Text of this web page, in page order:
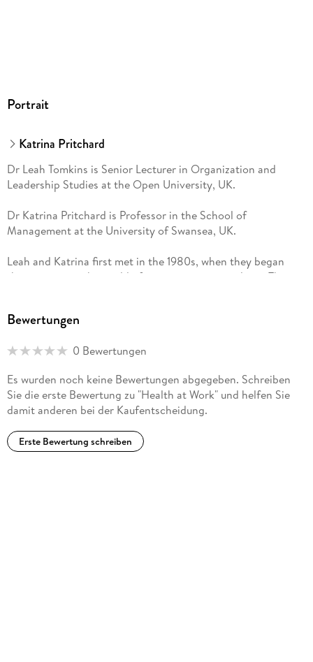
Portrait
Katrina Pritchard
Dr Leah Tomkins is Senior Lecturer in Organization and
Leadership Studies at the Open University, UK.
Dr Katrina Pritchard is Professor in the School of
Management at the University of Swansea, UK.
Leah and Katrina first met in the 1980s, when they began
their careers in the world of management consulting. They
focused on optimal performance, consistency with
leaving the corporate world for academia, they have
endeavour to distinguish between the rhetoric of
institutional health messages and the lived experience of the
human beings that such rhetoric often ignores.
Bewertungen
0 Bewertungen
Es wurden noch keine Bewertungen abgegeben. Schreiben
Sie die erste Bewertung zu "Health at Work" und helfen Sie
damit anderen bei der Kaufentscheidung.
Erste Bewertung schreiben